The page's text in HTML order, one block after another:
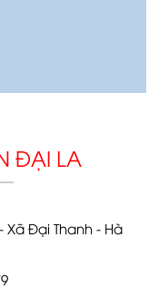
ĐẠI LA
Xã Đại Thanh - Hà